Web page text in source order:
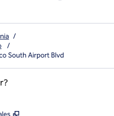
/
/
South Airport Blvd
,